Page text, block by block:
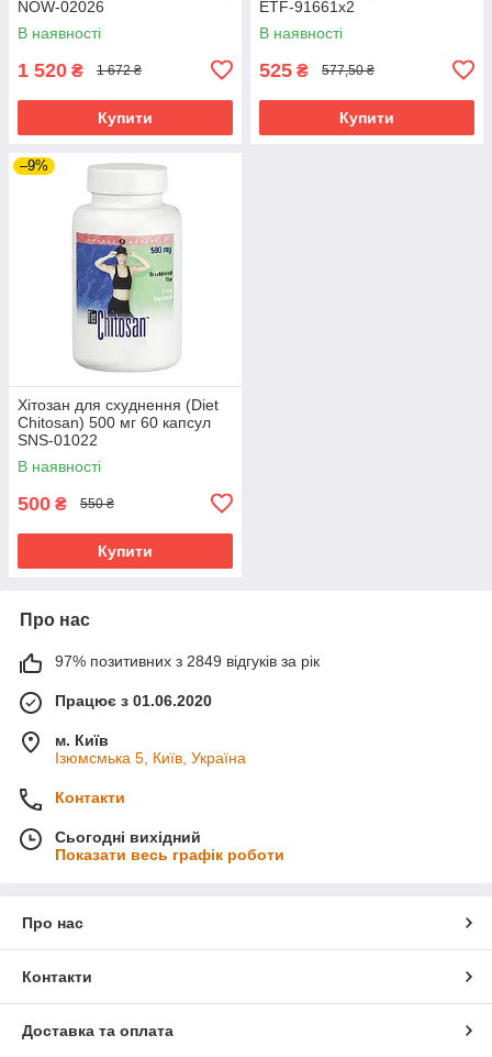
NOW-02026
В наявності
1 520 ₴ 1 672 ₴
Купити
ETF-91661x2
В наявності
525 ₴ 577,50 ₴
Купити
–9%
Хітозан для схуднення (Diet
Chitosan) 500 мг 60 капсул
SNS-01022
В наявності
500 ₴ 550 ₴
Купити
Про нас
97% позитивних з 2849 відгуків за рік
Працює з 01.06.2020
м. Київ
Ізюмсмька 5, Київ, Україна
Контакти
Сьогодні вихідний
Показати весь графік роботи
Про нас
Контакти
Доставка та оплата